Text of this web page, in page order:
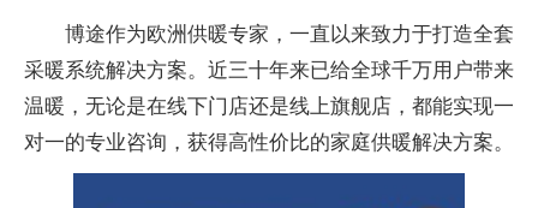
博途作为欧洲供暖专家，一直以来致力于打造全套
采暖系统解决方案。近三十年来已给全球千万用户带来
温暖，无论是在线下门店还是线上旗舰店，都能实现一
对一的专业咨询，获得高性价比的家庭供暖解决方案。